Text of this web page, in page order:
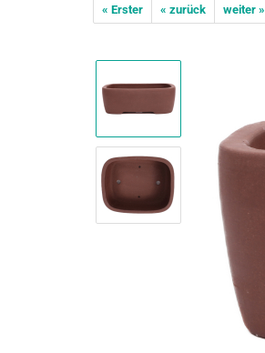
« Erster « zurück weiter »